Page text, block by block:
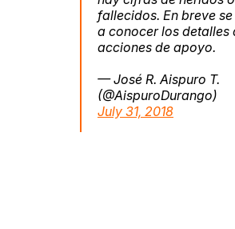
fallecidos. En breve
a conocer los detalles
acciones de apoyo.
— José R. Aispuro T.
(@AispuroDurango)
July 31, 2018